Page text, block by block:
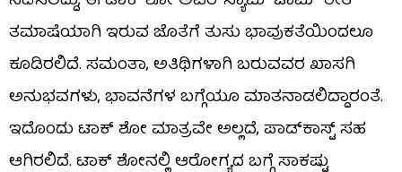
ತಮಾಷೆಯಾಗಿ ಇರುವ ಜೊತೆಗೆ ತುಸು ಭಾವುಕತೆಯಿಂದಲೂ
ಕೂಡಿರಲಿದೆ. ಸಮಂತಾ, ಅತಿಥಿಗಳಾಗಿ ಬರುವವರ ಖಾಸಗಿ
ಅನುಭವಗಳು, ಭಾವನೆಗಳ ಬಗ್ಗೆಯೂ ಮಾತನಾಡಲಿದ್ದಾರಂತೆ.
ಇದೊಂದು ಟಾಕ್ ಶೋ ಮಾತ್ರವೇ ಅಲ್ಲದೆ, ಪಾಡ್​​ಕಾಸ್ಟ್ ಸಹ
ಆಗಿರಲಿದೆ. ಟಾಕ್ ಶೋನಲ್ಲಿ ಆರೋಗ್ಯದ ಬಗ್ಗೆ ಸಾಕಷ್ಟು